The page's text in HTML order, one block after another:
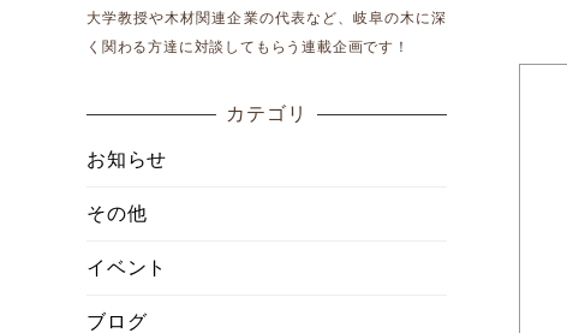
大学教授や木材関連企業の代表など、岐阜の木に深
く関わる方達に対談してもらう連載企画です！
カテゴリ
お知らせ
その他
イベント
ブログ